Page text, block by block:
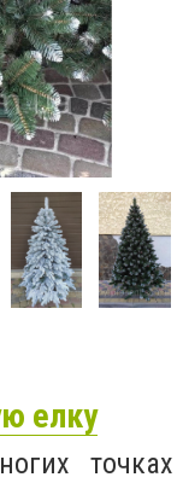
елку
точках